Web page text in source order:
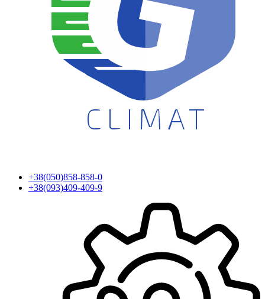
+38(050)858-858-0
+38(093)409-409-9